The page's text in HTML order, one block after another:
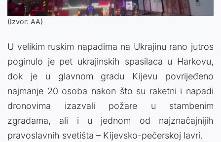
(Izvor: AA)
U velikim ruskim napadima na Ukrajinu rano jutros
poginulo je pet ukrajinskih spasilaca u Harkovu,
dok je u glavnom gradu Kijevu povrijeđeno
najmanje 20 osoba nakon što su raketni i napadi
dronovima izazvali požare u stambenim
zgradama, ali i u jednom od najznačajnijih
pravoslavnih svetišta – Kijevsko-pečerskoj lavri.